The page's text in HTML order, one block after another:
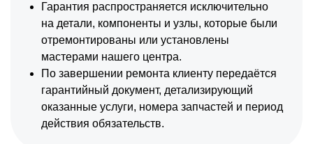
Гарантия распространяется исключительно
на детали, компоненты и узлы, которые были
отремонтированы или установлены
мастерами нашего центра.
По завершении ремонта клиенту передаётся
гарантийный документ, детализирующий
оказанные услуги, номера запчастей и период
действия обязательств.